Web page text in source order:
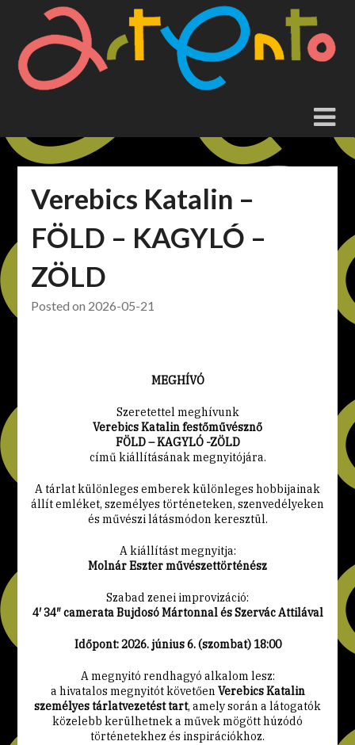
content
Verebics Katalin –
FÖLD – KAGYLÓ –
ZÖLD
Posted on 2026-05-21
MEGHÍVÓ
Szeretettel meghívunk
Verebics Katalin festőművésznő
FÖLD – KAGYLÓ -ZÖLD
című kiállításának megnyitójára.
A tárlat különleges emberek különleges hobbijainak
állít emléket, személyes történeteken, szenvedélyeken
és művészi látásmódon keresztül.
A kiállítást megnyitja:
Molnár Eszter művészettörténész
Szabad zenei improvizáció:
4′ 34″ camerata Bujdosó Mártonnal és Szervác Attilával
Időpont: 2026. június 6. (szombat) 18:00
A megnyitó rendhagyó alkalom lesz:
a hivatalos megnyitót követően Verebics Katalin
személyes tárlatvezetést tart, amely során a látogatók
közelebb kerülhetnek a művek mögött húzódó
történetekhez és inspirációkhoz.